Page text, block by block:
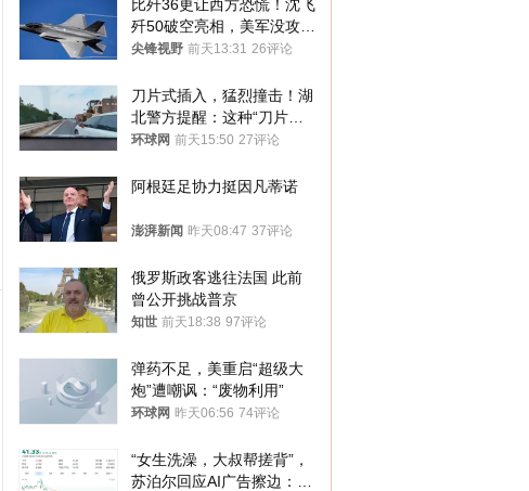
比歼36更让西方恐慌！沈飞
歼50破空亮相，美军没攻克
的技术被拿下
尖锋视野 前天13:31 26评论
刀片式插入，猛烈撞击！湖
北警方提醒：这种“刀片超
车”，太危险了
环球网 前天15:50 27评论
阿根廷足协力挺因凡蒂诺
澎湃新闻 昨天08:47 37评论
俄罗斯政客逃往法国 此前
曾公开挑战普京
知世 前天18:38 97评论
弹药不足，美重启“超级大
炮”遭嘲讽：“废物利用”
环球网 昨天06:56 74评论
“女生洗澡，大叔帮搓背”，
苏泊尔回应AI广告擦边：视